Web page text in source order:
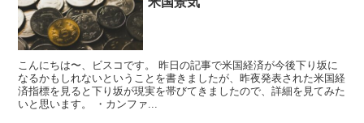
こんにちは〜、ビスコです。 昨日の記事で米国経済が今後下り坂に
なるかもしれないということを書きましたが、昨夜発表された米国経
済指標を見ると下り坂が現実を帯びてきましたので、詳細を見てみた
いと思います。 ・カンファ...